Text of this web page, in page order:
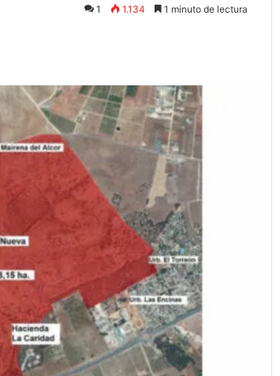
1 1.134 1 minuto de lectura